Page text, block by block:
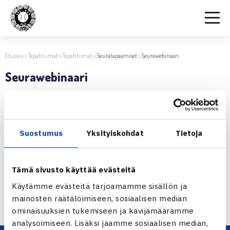
Suostumus Yksityiskohdat Tietoja
Tämä sivusto käyttää evästeitä
Käytämme evästeitä tarjoamamme sisällön ja
mainosten räätälöimiseen, sosiaalisen median
ominaisuuksien tukemiseen ja kävijämäärämme
analysoimiseen. Lisäksi jaamme sosiaalisen median,
Etusivu >Tapahtumat>Tapahtumat>Seuratapaamiset>Seurawebinaari
Seurawebinaari
Jaa:
← Edellinen
Seuraava uutinen: Seurawebinaari →